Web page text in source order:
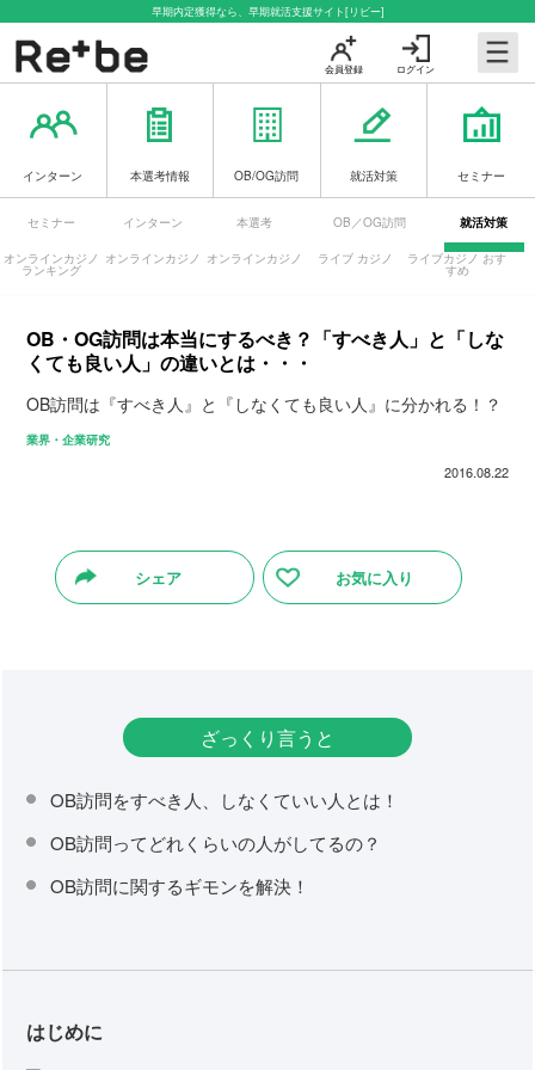
早期内定獲得なら、早期就活支援サイト[リビー]
ログイン
会員登録
インターン 本選考情報 OB/OG訪問 就活対策 セミナー
セミナー インターン 本選考 OB／OG訪問 就活対策
オンラインカジノ
ランキング
オンラインカジノ オンラインカジノ ライブ カジノ ライブカジノ おす
すめ
OB・OG訪問は本当にするべき？「すべき人」と「しな
くても良い人」の違いとは・・・
OB訪問は『すべき人』と『しなくても良い人』に分かれる！？
業界・企業研究
2016.08.22
シェア お気に入り
ざっくり言うと
OB訪問をすべき人、しなくていい人とは！
OB訪問ってどれくらいの人がしてるの？
OB訪問に関するギモンを解決！
はじめに